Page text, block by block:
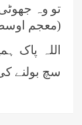
تو وہ
(معجم اوسط،3/156، حدیث:
اللہ پاک
سچ بولنے